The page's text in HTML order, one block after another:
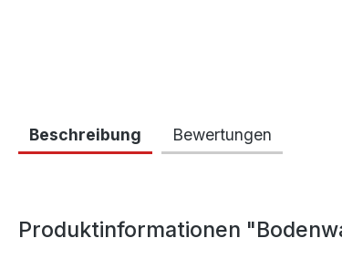
Beschreibung Bewertungen
Produktinformationen